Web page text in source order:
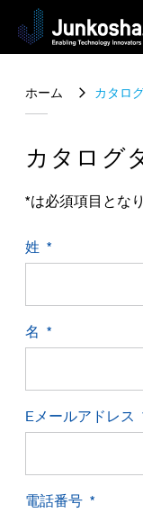
企業情報
ニュース＆イベン
採用情報
お問い合わせ
ホーム カタロ
カタログ
*は必須項目となり
姓
名
Eメールアドレス
電話番号